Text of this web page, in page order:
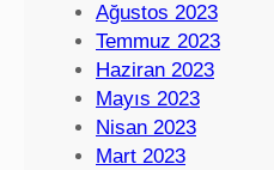
Ağustos 2023
Temmuz 2023
Haziran 2023
Mayıs 2023
Nisan 2023
Mart 2023